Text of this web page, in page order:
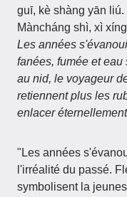
guī, kè shàng yān
Màncháng shì, xì
Les années
fanées, fumée et
au nid, le voyageur
retiennent plus les
enlacer
"Les années
l'irréalité du passé.
symbolisent la